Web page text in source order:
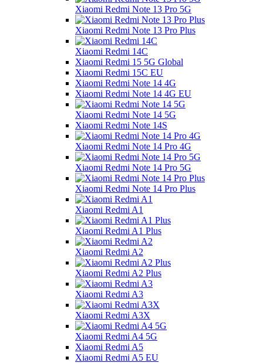
Xiaomi Redmi Note 13 Pro 5G
Xiaomi Redmi Note 13 Pro Plus
Xiaomi Redmi 14C
Xiaomi Redmi 15 5G Global
Xiaomi Redmi 15C EU
Xiaomi Redmi Note 14 4G
Xiaomi Redmi Note 14 4G EU
Xiaomi Redmi Note 14 5G
Xiaomi Redmi Note 14S
Xiaomi Redmi Note 14 Pro 4G
Xiaomi Redmi Note 14 Pro 5G
Xiaomi Redmi Note 14 Pro Plus
Xiaomi Redmi A1
Xiaomi Redmi A1 Plus
Xiaomi Redmi A2
Xiaomi Redmi A2 Plus
Xiaomi Redmi A3
Xiaomi Redmi A3X
Xiaomi Redmi A4 5G
Xiaomi Redmi A5
Xiaomi Redmi A5 EU